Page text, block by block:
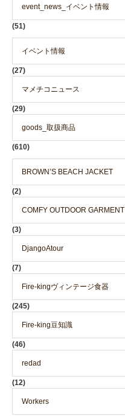
event_news_イベント情報
(51)
イベント情報
(27)
マメチコニュース
(29)
goods_取扱商品
(610)
BROWN’S BEACH JACKET
(2)
COMFY OUTDOOR GARMENT
(3)
DjangoAtour
(7)
Fire-kingヴィンテージ食器
(245)
Fire-king豆知識
(46)
redad
(12)
Workers